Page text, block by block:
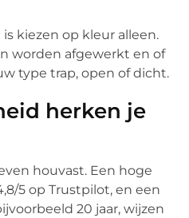
kiezen op kleur alleen.
worden afgewerkt en of
type trap, open of dicht.
herken je
houvast. Een hoge
5 op Trustpilot, en een
20 jaar, wijzen